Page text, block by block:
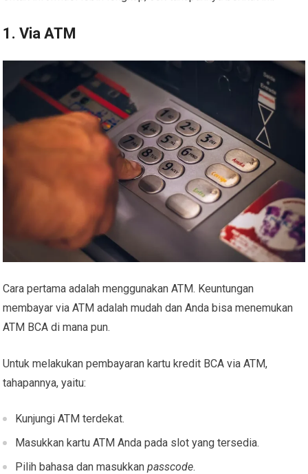
1. Via ATM
Cara pertama adalah menggunakan ATM. Keuntungan
membayar via ATM adalah mudah dan Anda bisa menemukan
ATM BCA di mana pun.
Untuk melakukan pembayaran kartu kredit BCA via ATM,
tahapannya, yaitu:
Kunjungi ATM terdekat.
Masukkan kartu ATM Anda pada slot yang tersedia.
Pilih bahasa dan masukkanpasscode.